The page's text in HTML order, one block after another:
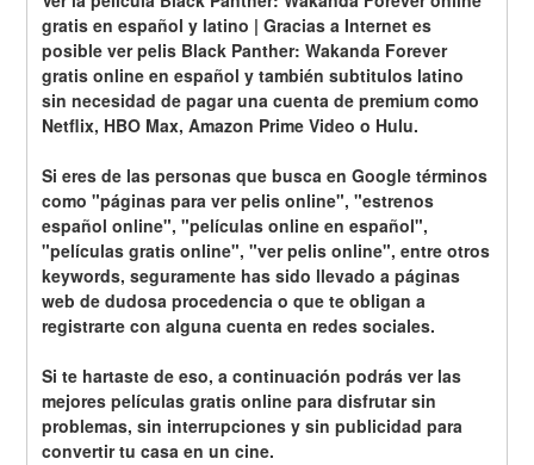
gratis en español y latino | Gracias a Internet es
posible ver pelis Black Panther: Wakanda Forever
gratis online en español y también subtitulos latino
sin necesidad de pagar una cuenta de premium como
Netflix, HBO Max, Amazon Prime Video o Hulu.
Si eres de las personas que busca en Google términos
como "páginas para ver pelis online", "estrenos
español online", "películas online en español",
"películas gratis online", "ver pelis online", entre otros
keywords, seguramente has sido llevado a páginas
web de dudosa procedencia o que te obligan a
registrarte con alguna cuenta en redes sociales.
Si te hartaste de eso, a continuación podrás ver las
mejores películas gratis online para disfrutar sin
problemas, sin interrupciones y sin publicidad para
convertir tu casa en un cine.